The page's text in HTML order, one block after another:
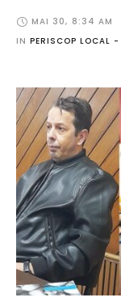
MAI 30, 8:34 AM
IN PERISCOP LOCAL -